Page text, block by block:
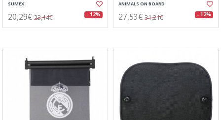
SUMEX
20,29€ 23,14€ - 12%
ANIMALS ON BOARD
27,53€ 31,21€ - 12%